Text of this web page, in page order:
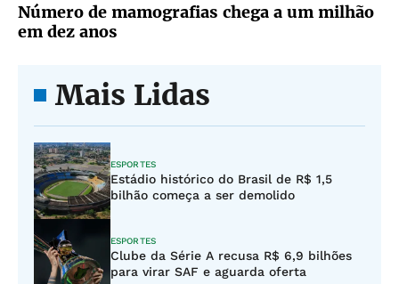
Número de mamografias chega a um milhão
em dez anos
Mais Lidas
ESPORTES
Estádio histórico do Brasil de R$ 1,5
bilhão começa a ser demolido
ESPORTES
Clube da Série A recusa R$ 6,9 bilhões
para virar SAF e aguarda oferta